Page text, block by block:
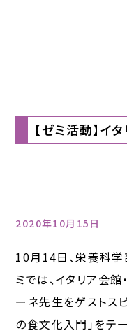
【ゼミ活動】イ
2020年10月15日
10月14日、栄養科学
ミでは、イタリア会
ーネ先生をゲストス
の食文化入門」をテ